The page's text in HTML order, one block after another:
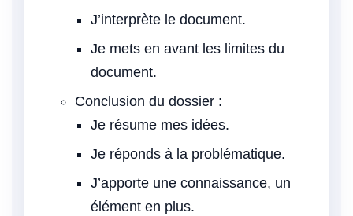
J’interprète le document.
Je mets en avant les limites du
document.
Conclusion du dossier :
Je résume mes idées.
Je réponds à la problématique.
J’apporte une connaissance, un
élément en plus.